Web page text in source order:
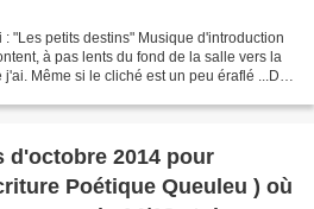
"Les petits destins" Musique d'introduction
à pas lents du fond de la salle vers la
Même si le cliché est un peu éraflé ...De
d'octobre 2014 pour
Poétique Queuleu ) où